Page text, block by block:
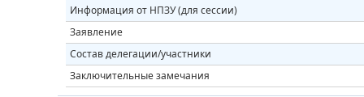
Информация от НПЗУ (для сессии)
Заявление
Состав делегации/участники
Заключительные замечания